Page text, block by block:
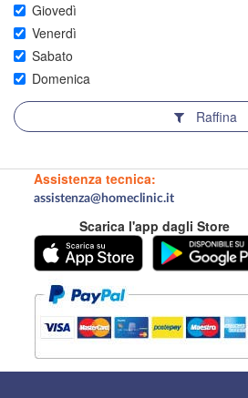
Giovedì
Venerdì
Sabato
Domenica
Raffina
Assistenza tecnica:
assistenza@homeclinic.it
Scarica l'app dagli Store